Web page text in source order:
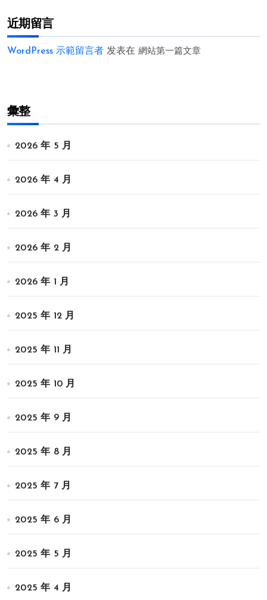
近期留言
WordPress 示範留言者 发表在 網站第一篇文章
彙整
2026 年 5 月
2026 年 4 月
2026 年 3 月
2026 年 2 月
2026 年 1 月
2025 年 12 月
2025 年 11 月
2025 年 10 月
2025 年 9 月
2025 年 8 月
2025 年 7 月
2025 年 6 月
2025 年 5 月
2025 年 4 月